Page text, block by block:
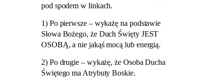
pod spodem w linkach.
1) Po pierwsze – wykażę na podstawie
Słowa Bożego, że Duch Święty JEST
OSOBĄ, a nie jakąś mocą lub energią.
2) Po drugie – wykażę, że Osoba Ducha
Świętego ma Atrybuty Boskie.